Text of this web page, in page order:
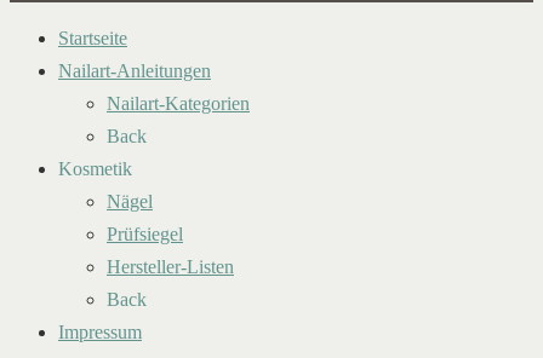
Startseite
Nailart-Anleitungen
Nailart-Kategorien
Back
Kosmetik
Nägel
Prüfsiegel
Hersteller-Listen
Back
Impressum